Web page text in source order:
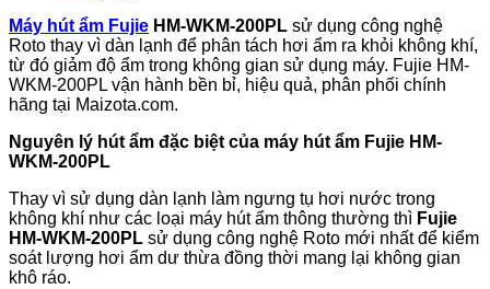
Máy hút ẩm Fujie HM-WKM-200PL sử dụng công nghệ
Roto thay vì dàn lạnh để phân tách hơi ẩm ra khỏi không khí,
từ đó giảm độ ẩm trong không gian sử dụng máy. Fujie HM-
WKM-200PL vận hành bền bỉ, hiệu quả, phân phối chính
hãng tại Maizota.com.
Nguyên lý hút ẩm đặc biệt của máy hút ẩm Fujie HM-
WKM-200PL
Thay vì sử dụng dàn lạnh làm ngưng tụ hơi nước trong
không khí như các loại máy hút ẩm thông thường thì Fujie
HM-WKM-200PL sử dụng công nghệ Roto mới nhất để kiểm
soát lượng hơi ẩm dư thừa đồng thời mang lại không gian
khô ráo.